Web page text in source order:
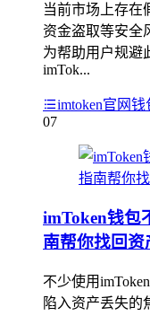
当前市场上存在
资金盗取等安全
为帮助用户规避
imTok...
imtoken官网钱
07
imToken钱包
南帮你找回资
不少使用
陷入资产丢失的